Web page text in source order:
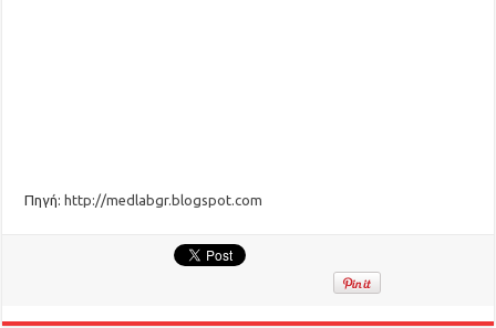
Πηγή: http://medlabgr.blogspot.com